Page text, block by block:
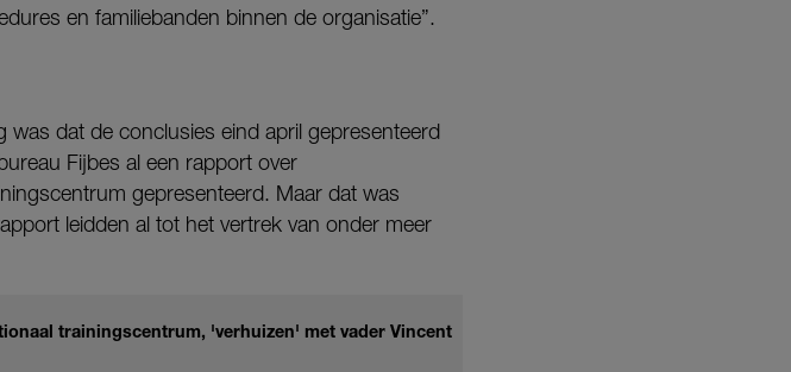
en familiebanden binnen de organisatie”.
dat de conclusies eind april gepresenteerd
Fijbes al een rapport over
gepresenteerd. Maar dat was
leidden al tot het vertrek van onder meer
trainingscentrum, 'verhuizen' met vader Vincent